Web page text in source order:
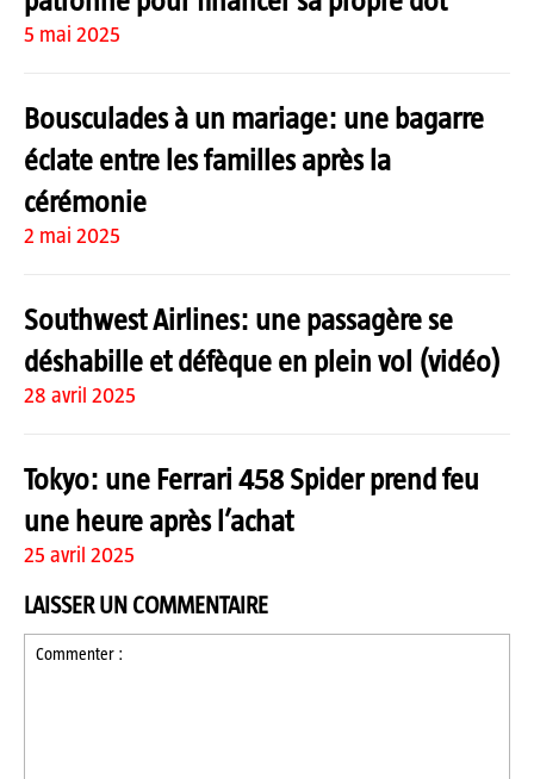
5 mai 2025
Bousculades à un mariage: une bagarre
éclate entre les familles après la
cérémonie
2 mai 2025
Southwest Airlines: une passagère se
déshabille et défèque en plein vol (vidéo)
28 avril 2025
Tokyo: une Ferrari 458 Spider prend feu
une heure après l’achat
25 avril 2025
LAISSER UN COMMENTAIRE